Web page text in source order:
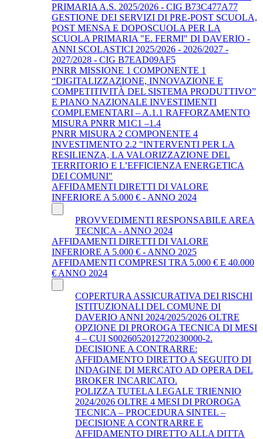
PRIMARIA A.S. 2025/2026 - CIG B73C477A77
GESTIONE DEI SERVIZI DI PRE-POST SCUOLA,
POST MENSA E DOPOSCUOLA PER LA
SCUOLA PRIMARIA "E. FERMI" DI DAVERIO -
ANNI SCOLASTICI 2025/2026 - 2026/2027 -
2027/2028 - CIG B7EAD09AF5
PNRR MISSIONE 1 COMPONENTE 1
“DIGITALIZZAZIONE, INNOVAZIONE E
COMPETITIVITÀ DEL SISTEMA PRODUTTIVO”
E PIANO NAZIONALE INVESTIMENTI
COMPLEMENTARI – A.1.1 RAFFORZAMENTO
MISURA PNRR M1C1 –1.4
PNRR MISURA 2 COMPONENTE 4
INVESTIMENTO 2.2 "INTERVENTI PER LA
RESILIENZA, LA VALORIZZAZIONE DEL
TERRITORIO E L’EFFICIENZA ENERGETICA
DEI COMUNI"
AFFIDAMENTI DIRETTI DI VALORE
INFERIORE A 5.000 € - ANNO 2024
PROVVEDIMENTI RESPONSABILE AREA
TECNICA - ANNO 2024
AFFIDAMENTI DIRETTI DI VALORE
INFERIORE A 5.000 € - ANNO 2025
AFFIDAMENTI COMPRESI TRA 5.000 € E 40.000
€ ANNO 2024
COPERTURA ASSICURATIVA DEI RISCHI
ISTITUZIONALI DEL COMUNE DI
DAVERIO ANNI 2024/2025/2026 OLTRE
OPZIONE DI PROROGA TECNICA DI MESI
4 – CUI S0026052012720230000-2.
DECISIONE A CONTRARRE:
AFFIDAMENTO DIRETTO A SEGUITO DI
INDAGINE DI MERCATO AD OPERA DEL
BROKER INCARICATO.
POLIZZA TUTELA LEGALE TRIENNIO
2024/2026 OLTRE 4 MESI DI PROROGA
TECNICA – PROCEDURA SINTEL –
DECISIONE A CONTRARRE E
AFFIDAMENTO DIRETTO ALLA DITTA